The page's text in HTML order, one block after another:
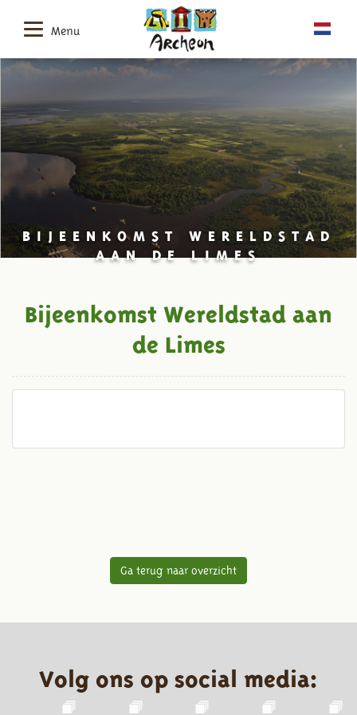
Menu
BIJEENKOMST WERELDSTAD
AAN DE LIMES
Bijeenkomst Wereldstad aan
de Limes
Ga terug naar overzicht
Volg ons op social media: